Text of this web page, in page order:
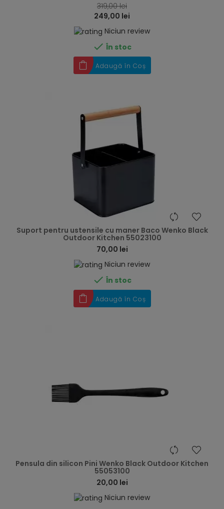
319,00 lei
249,00 lei
Niciun review
 În stoc
Adaugă în Coș
Suport pentru ustensile cu maner Baco Wenko Black
Outdoor Kitchen 55023100
70,00 lei
Niciun review
 În stoc
Adaugă în Coș
Pensula din silicon Pini Wenko Black Outdoor Kitchen
55053100
20,00 lei
Niciun review